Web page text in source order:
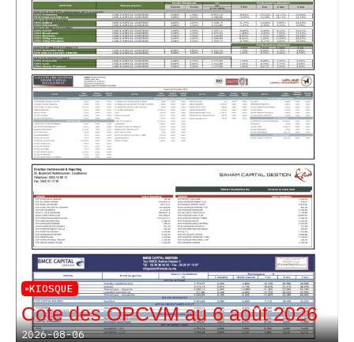
KIOSQUE
Cote des OPCVM au 6 août 2026
2026-08-06